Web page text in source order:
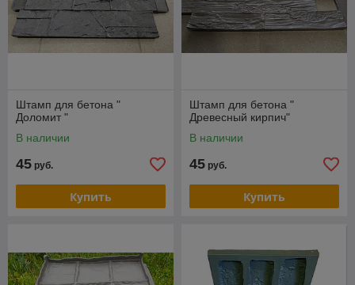
Штамп для бетона "
Доломит "
В наличии
45 руб.
Купить
Штамп для бетона "
Древесный кирпич"
В наличии
45 руб.
Купить